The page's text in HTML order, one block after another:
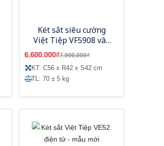
Két sắt siêu cường
Việt Tiệp VF5908 vân
tay - model mới
6.600.000₫7.900.000₫
KT: C56 x R42 x S42 cm
TL: 70 ± 5 kg